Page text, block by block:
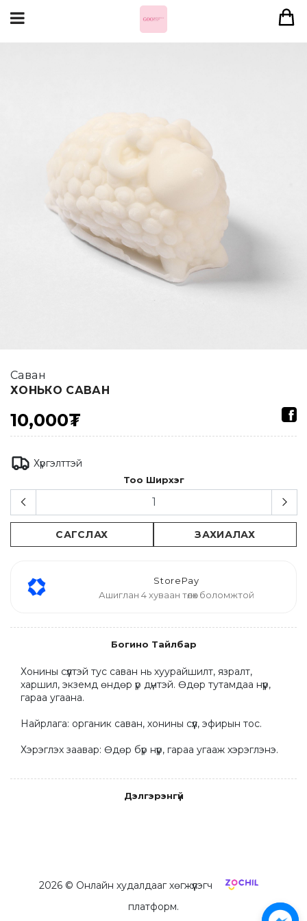
Саван
ХОНЬКО САВАН
10,000₮
Хүргэлттэй
Тоо Ширхэг
САГСЛАХ ЗАХИАЛАХ
StorePay
Ашиглан 4 хуваан төлөх боломжтой
Богино Тайлбар
Хонины сүүлтэй тус саван нь хуурайшилт, язралт,
харшил, экземд өндөр үр дүнтэй. Өдөр тутамдаа нүүр,
гараа угаана.
Найрлага: органик саван, хонины сүүл, эфирын тос.
Хэрэглэх заавар: Өдөр бүр нүүр, гараа угааж хэрэглэнэ.
Дэлгэрэнгүй
2026© Онлайн худалдааг хөгжүүлэгч
платформ.